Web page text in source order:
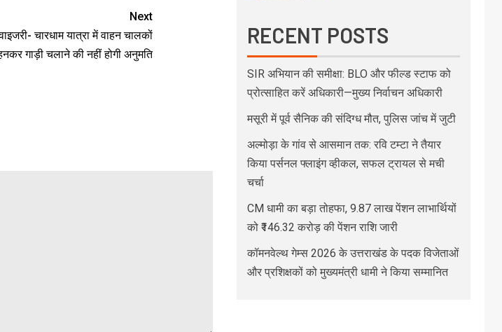
Next
चारधाम यात्रा में वाहन चालकों
गाड़ी चलाने की नहीं होगी अनुमति
RECENT POSTS
SIR अभियान की समीक्षा: BLO और फील्ड स्टाफ को
प्रोत्साहित करें अधिकारी—मुख्य निर्वाचन अधिकारी
मसूरी में पूर्व सैनिक की संदिग्ध मौत, पुलिस जांच में जुटी
अल्मोड़ा के गांव से आसमान तक: रवि टम्टा ने तैयार
किया पर्सनल फ्लाइंग व्हीकल, सफल ट्रायल से मची
चर्चा
CM धामी का बड़ा तोहफा, 9.87 लाख पेंशन लाभार्थियों
को ₹146.32 करोड़ की पेंशन राशि जारी
कॉमनवेल्थ गेम्स 2026 के उत्तराखंड के पदक विजेताओं
और प्रशिक्षकों को मुख्यमंत्री धामी ने किया सम्मानित